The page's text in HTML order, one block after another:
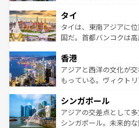
リティに包まれながら
わっ
覧を参照してほしい。
急速な発展と共に伝統
ーチミン市のフランス
醸し出している。また
とつ。フォーやバイン
ひ現地で味わいたい。
が旅行者を迎えてくれ
参照してほしい。
タイ
タイは、東南アジアに
国だ。首都バンコクは
の活気が交差している
帯で自然と触れ合い、
いビーチでリゾート気
激する。気候は一年中
が待っている。親しみ
た文化、そして多様な
香港
アジアと西洋の文化が
もっている。ヴィクト
み、どこを訪れても感
ており、効率よく見ど
うな絶景から文化的な
シンガポール
アジアの交差点として
シンガポール。未来的